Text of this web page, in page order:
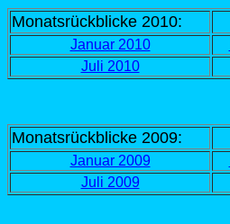
Monatsrückblicke 2010:
Januar 2010
Juli 2010
Monatsrückblicke 2009:
Januar 2009
Juli 2009